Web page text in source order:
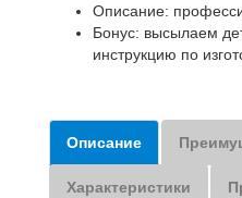
Описание:
Бонус: высылаем
инструкцию по
Описание
Характеристики